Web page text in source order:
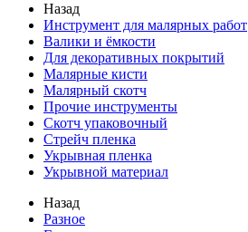
Назад
Инструмент для малярных работ
Валики и ёмкости
Для декоративных покрытий
Малярные кисти
Малярный скотч
Прочие инструменты
Скотч упаковочный
Стрейч пленка
Укрывная пленка
Укрывной материал
Назад
Разное